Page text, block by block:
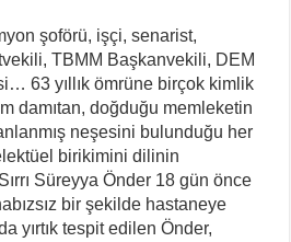
şoförü, işçi, senarist,
TBMM Başkanvekili, DEM
63 yıllık ömrüne birçok kimlik
damıtan, doğduğu memleketin
neşesini bulunduğu her
birikimini dilinin
Süreyya Önder 18 gün önce
bir şekilde hastaneye
yırtık tespit edilen Önder,